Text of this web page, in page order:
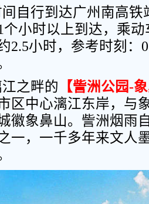
自行到达广州南高
个小时以上到达，乘
2.5小时，参考时刻：
之畔的 【訾洲公园-
区中心漓江东岸，与
徽象鼻山。訾洲烟雨
一，一千多年来文人